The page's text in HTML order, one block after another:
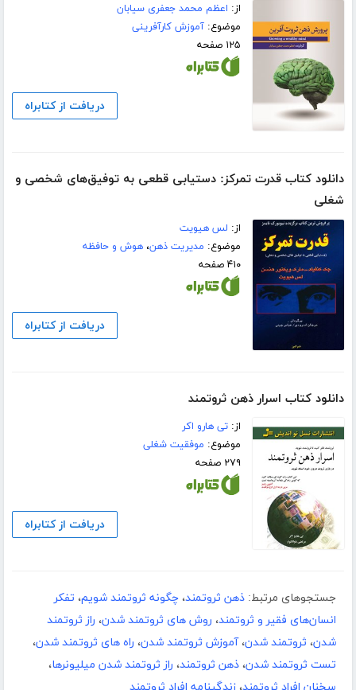
از: اعظم محمد جعفری سیابان
موضوع:آموزش کارآفرینی
۱۲۵ صفحه
دریافت از کتابراه
دانلود کتاب قدرت تمرکز: دستیابی قطعی به توفیق‌های شخصی و
شغلی
از: لس هیویت
موضوع: مدیریت ذهن،هوش و حافظه
۴۱۰ صفحه
دریافت از کتابراه
دانلود کتاب اسرار ذهن ثروتمند
از:تی هارو اکر
موضوع: موفقیت شغلی
۲۷۹ صفحه
دریافت از کتابراه
جستجوهای مرتبط: ذهن ثروتمند، چگونه ثروتمند شویم، تفکر
انسان‌های فقیر و ثروتمند، روش های ثروتمند شدن، راز ثروتمند
شدن، ثروتمند شدن،آموزش ثروتمند شدن، راه های ثروتمند شدن،
تست ثروتمند شدن، ذهن ثروتمند، راز ثروتمند شدن میلیونرها،